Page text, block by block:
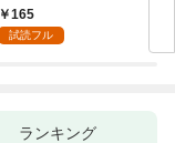
(話売り) #1
165
試読フル
ランキング